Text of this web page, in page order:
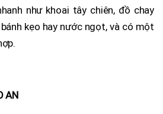
như khoai tây chiên, đồ chay
kẹo hay nước ngọt, và có một
AN